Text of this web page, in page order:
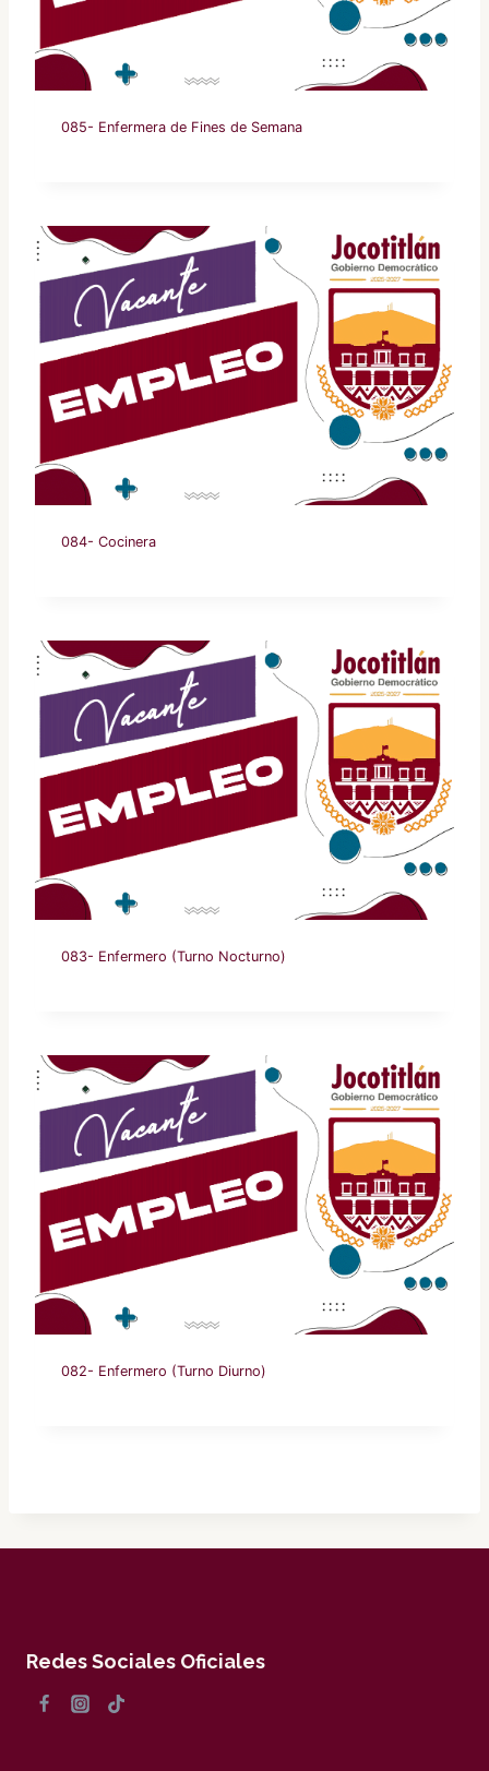
085- Enfermera de Fines de Semana
084- Cocinera
083- Enfermero (Turno Nocturno)
082- Enfermero (Turno Diurno)
Redes Sociales Oficiales